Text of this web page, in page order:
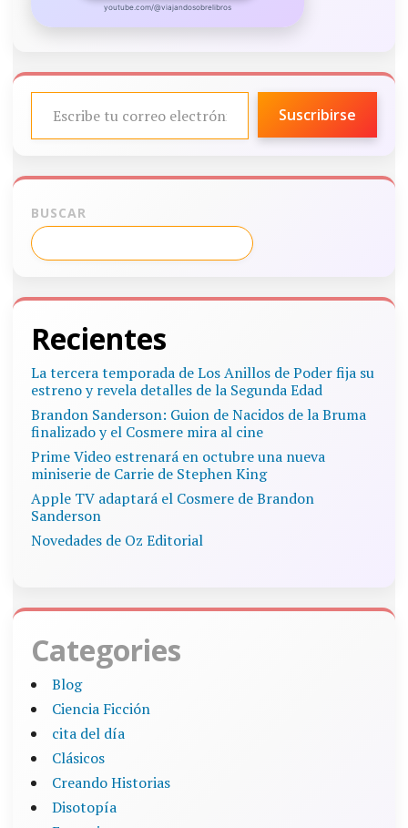
youtube.com/@viajandosobrelibros
ESCRIBE TU CORREO ELECTRÓNICO…
Suscribirse
BUSCAR
Recientes
La tercera temporada de Los Anillos de Poder fija su
estreno y revela detalles de la Segunda Edad
Brandon Sanderson: Guion de Nacidos de la Bruma
finalizado y el Cosmere mira al cine
Prime Video estrenará en octubre una nueva
miniserie de Carrie de Stephen King
Apple TV adaptará el Cosmere de Brandon
Sanderson
Novedades de Oz Editorial
Categories
Blog
Ciencia Ficción
cita del día
Clásicos
Creando Historias
Disotopía